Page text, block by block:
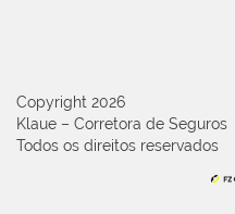
Copyright 2026
Klaue – Corretora de Seguros
Todos os direitos reservados